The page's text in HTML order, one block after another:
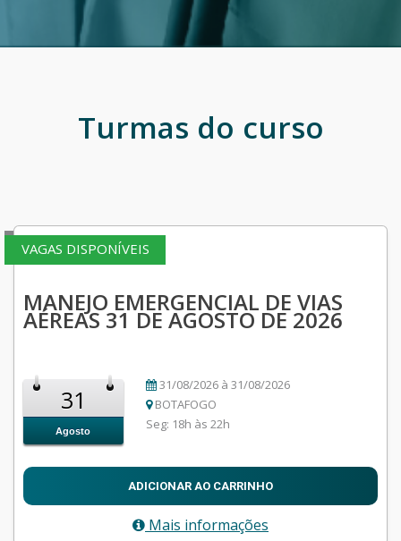
Turmas do curso
VAGAS DISPONÍVEIS
MANEJO EMERGENCIAL DE VIAS
AÉREAS 31 DE AGOSTO DE 2026
31
Agosto
31/08/2026 à 31/08/2026
BOTAFOGO
Seg: 18h às 22h
ADICIONAR AO CARRINHO
Mais informações